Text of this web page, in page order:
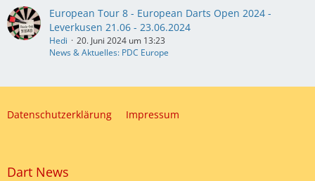
European Tour 8 - European Darts Open 2024 -
Leverkusen 21.06 - 23.06.2024
Hedi
20. Juni 2024 um 13:23
News & Aktuelles: PDC Europe
Datenschutzerklärung Impressum
Dart News